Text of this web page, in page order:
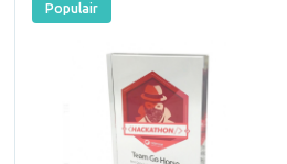
Populair